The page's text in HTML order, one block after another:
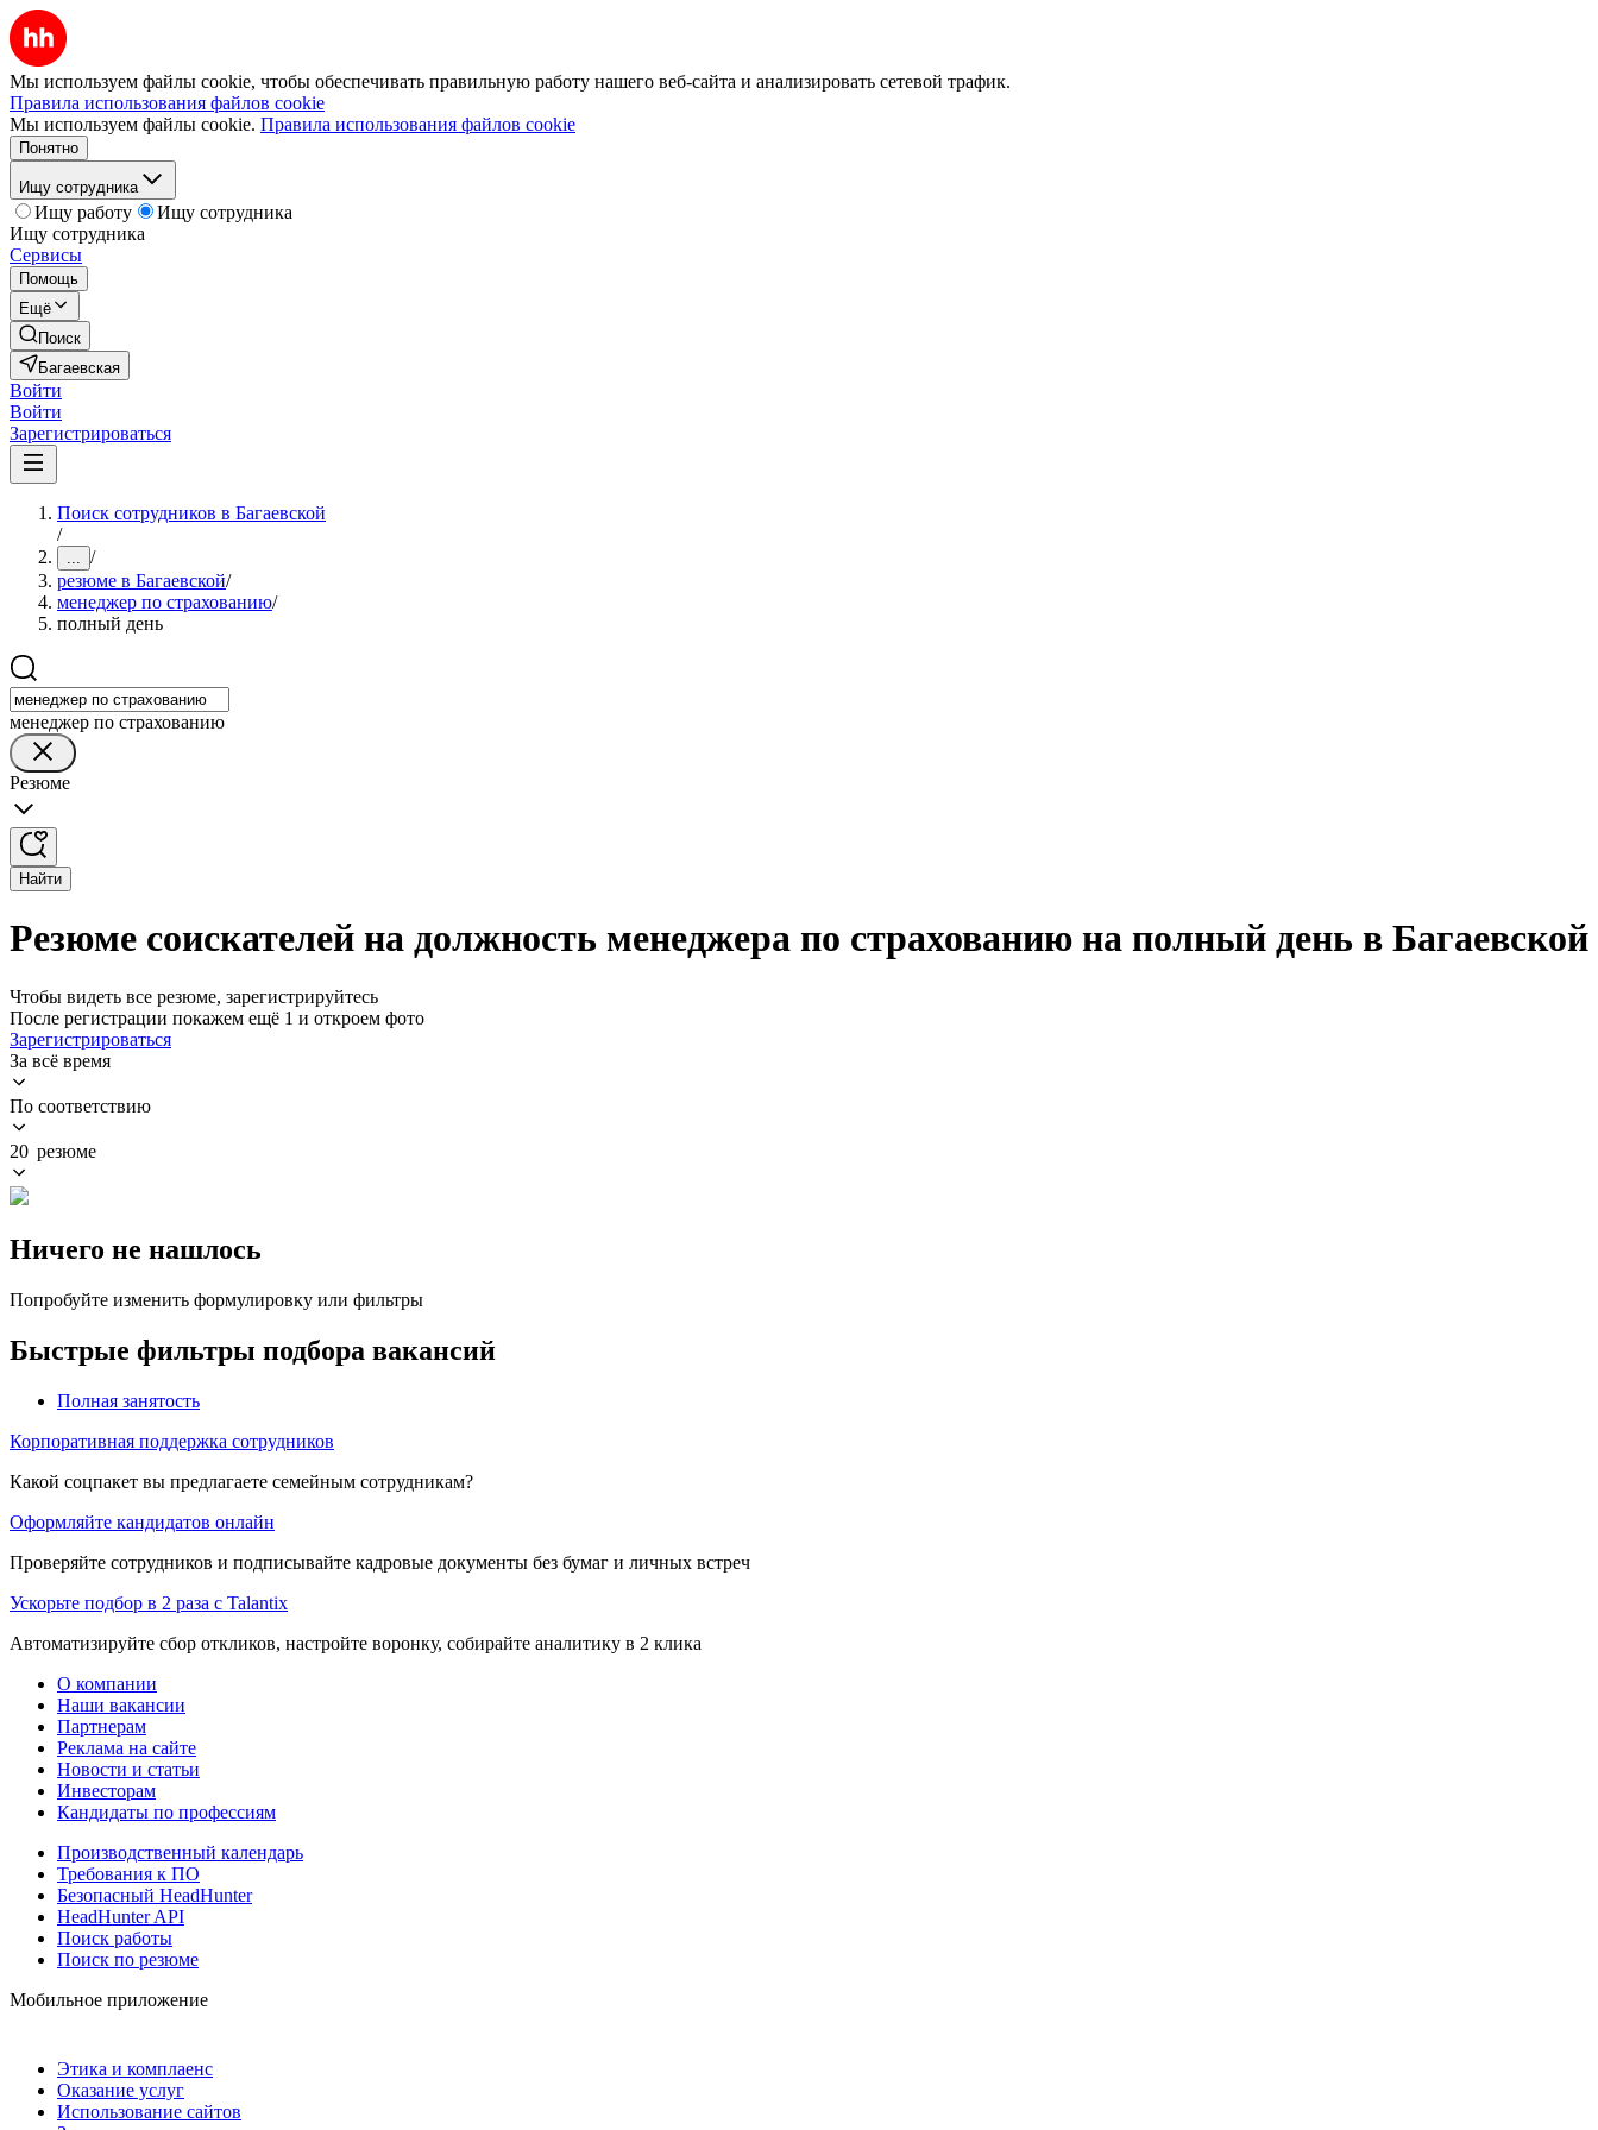
Мы используем файлы cookie, чтобы обеспечивать правильную работу нашего веб-сайта и анализировать сетевой трафик.
Правила использования файлов cookie
Мы используем файлы cookie. Правила использования файлов cookie
Понятно
Ищу сотрудника
Ищу работу
Ищу сотрудника
Ищу сотрудника
Сервисы
Помощь
Ещё
Поиск
Багаевская
Войти
Войти
Зарегистрироваться
Поиск сотрудников в Багаевской
/
... /
резюме в Багаевской/
менеджер по страхованию/
полный день
менеджер по страхованию
Резюме
Найти
Резюме соискателей на должность менеджера по страхованию на полный день в Багаевской
Чтобы видеть все резюме, зарегистрируйтесь
После регистрации покажем ещё 1 и откроем фото
Зарегистрироваться
За всё время
По соответствию
20 резюме
Ничего не нашлось
Попробуйте изменить формулировку или фильтры
Быстрые фильтры подбора вакансий
Полная занятость
Корпоративная поддержка сотрудников
Какой соцпакет вы предлагаете семейным сотрудникам?
Оформляйте кандидатов онлайн
Проверяйте сотрудников и подписывайте кадровые документы без бумаг и личных встреч
Ускорьте подбор в 2 раза с Talantix
Автоматизируйте сбор откликов, настройте воронку, собирайте аналитику в 2 клика
О компании
Наши вакансии
Партнерам
Реклама на сайте
Новости и статьи
Инвесторам
Кандидаты по профессиям
Производственный календарь
Требования к ПО
Безопасный HeadHunter
HeadHunter API
Поиск работы
Поиск по резюме
Мобильное приложение
Этика и комплаенс
Оказание услуг
Использование сайтов